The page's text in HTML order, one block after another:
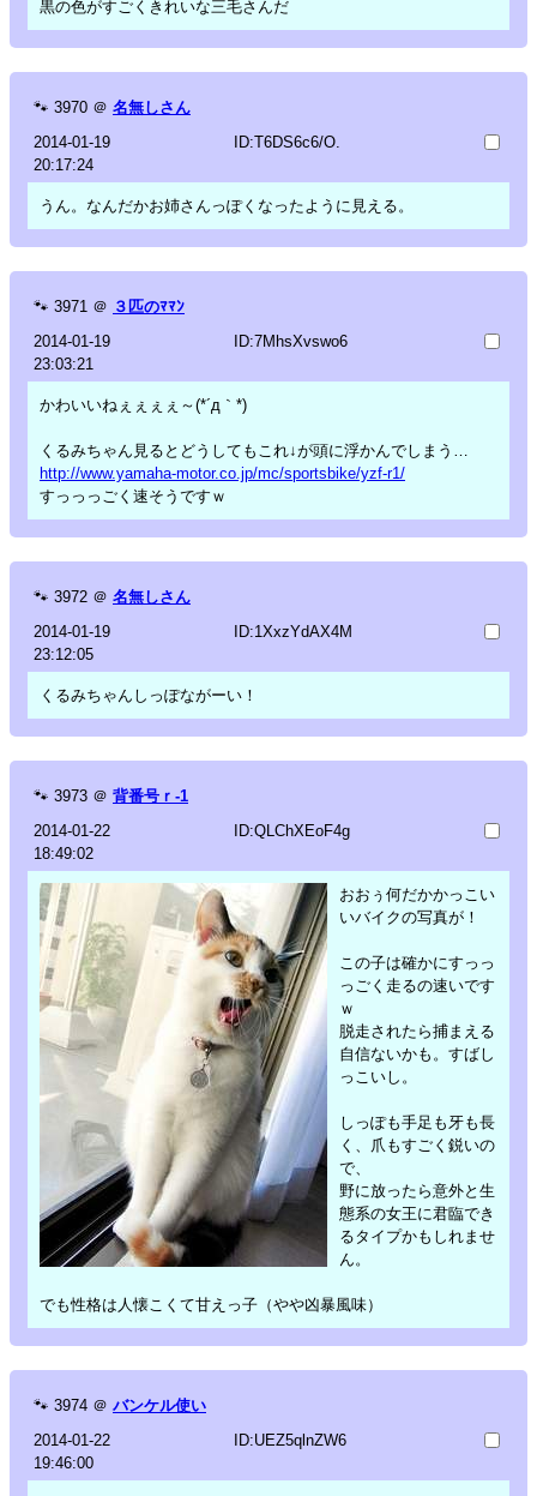
黒の色がすごくきれいな三毛さんだ
🐾 3970 ＠ 名無しさん
2014-01-19
20:17:24
ID:T6DS6c6/O.
うん。なんだかお姉さんっぽくなったように見える。
🐾 3971 ＠ ３匹のﾏﾏﾝ
2014-01-19
23:03:21
ID:7MhsXvswo6
かわいいねぇぇぇぇ～(*´д｀*)
くるみちゃん見るとどうしてもこれ↓が頭に浮かんでしまう…
http://www.yamaha-motor.co.jp/mc/sportsbike/yzf-r1/
すっっっごく速そうですｗ
🐾 3972 ＠ 名無しさん
2014-01-19
23:12:05
ID:1XxzYdAX4M
くるみちゃんしっぽながーい！
🐾 3973 ＠ 背番号ｒ-1
2014-01-22
18:49:02
ID:QLChXEoF4g
おおぅ何だかかっこい
いバイクの写真が！
この子は確かにすっっ
っごく走るの速いです
ｗ
脱走されたら捕まえる
自信ないかも。すばし
っこいし。
しっぽも手足も牙も長
く、爪もすごく鋭いの
で、
野に放ったら意外と生
態系の女王に君臨でき
るタイプかもしれませ
ん。
でも性格は人懐こくて甘えっ子（やや凶暴風味）
🐾 3974 ＠ バンケル使い
2014-01-22
19:46:00
ID:UEZ5qlnZW6